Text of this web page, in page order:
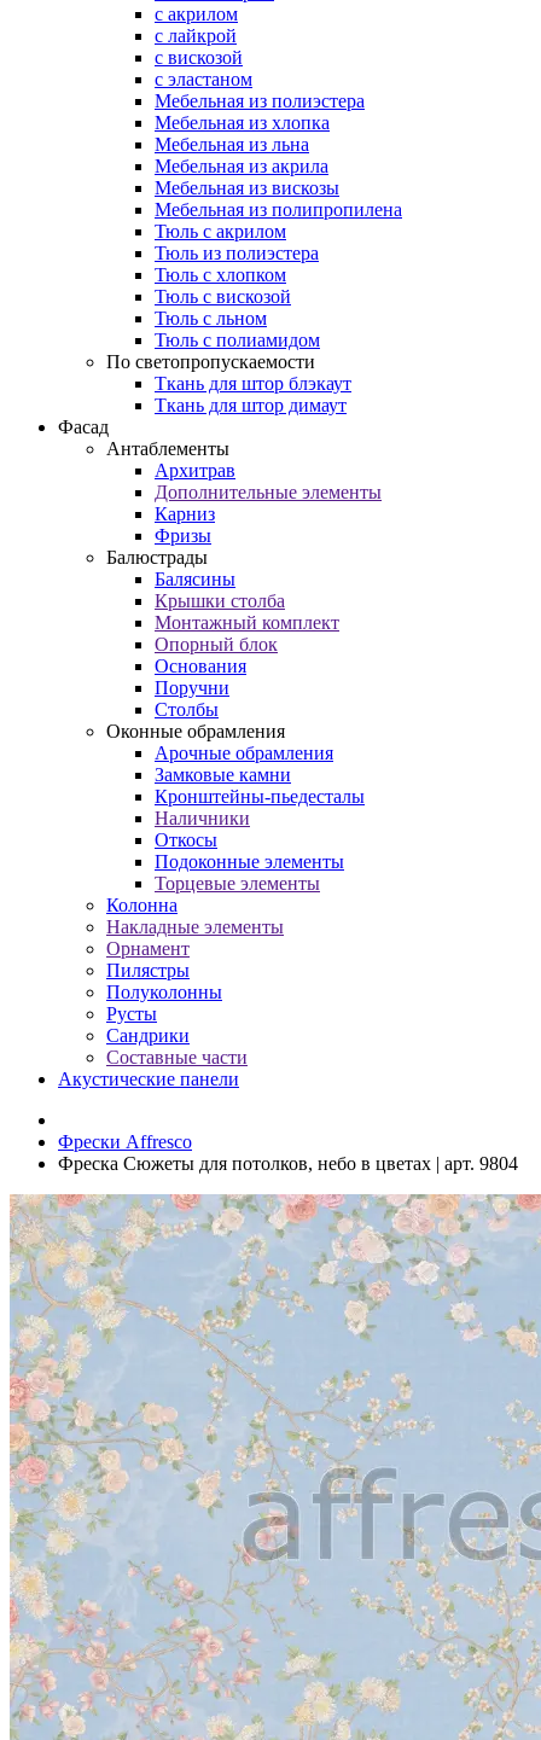
с акрилом
с лайкрой
с вискозой
с эластаном
Мебельная из полиэстера
Мебельная из хлопка
Мебельная из льна
Мебельная из акрила
Мебельная из вискозы
Мебельная из полипропилена
Тюль с акрилом
Тюль из полиэстера
Тюль с хлопком
Тюль с вискозой
Тюль с льном
Тюль с полиамидом
По светопропускаемости
Ткань для штор блэкаут
Ткань для штор димаут
Фасад
Антаблементы
Архитрав
Дополнительные элементы
Карниз
Фризы
Балюстрады
Балясины
Крышки столба
Монтажный комплект
Опорный блок
Основания
Поручни
Столбы
Оконные обрамления
Арочные обрамления
Замковые камни
Кронштейны-пьедесталы
Наличники
Откосы
Подоконные элементы
Торцевые элементы
Колонна
Накладные элементы
Орнамент
Пилястры
Полуколонны
Русты
Сандрики
Составные части
Акустические панели
Фрески Affresco
Фреска Сюжеты для потолков, небо в цветах | арт. 9804